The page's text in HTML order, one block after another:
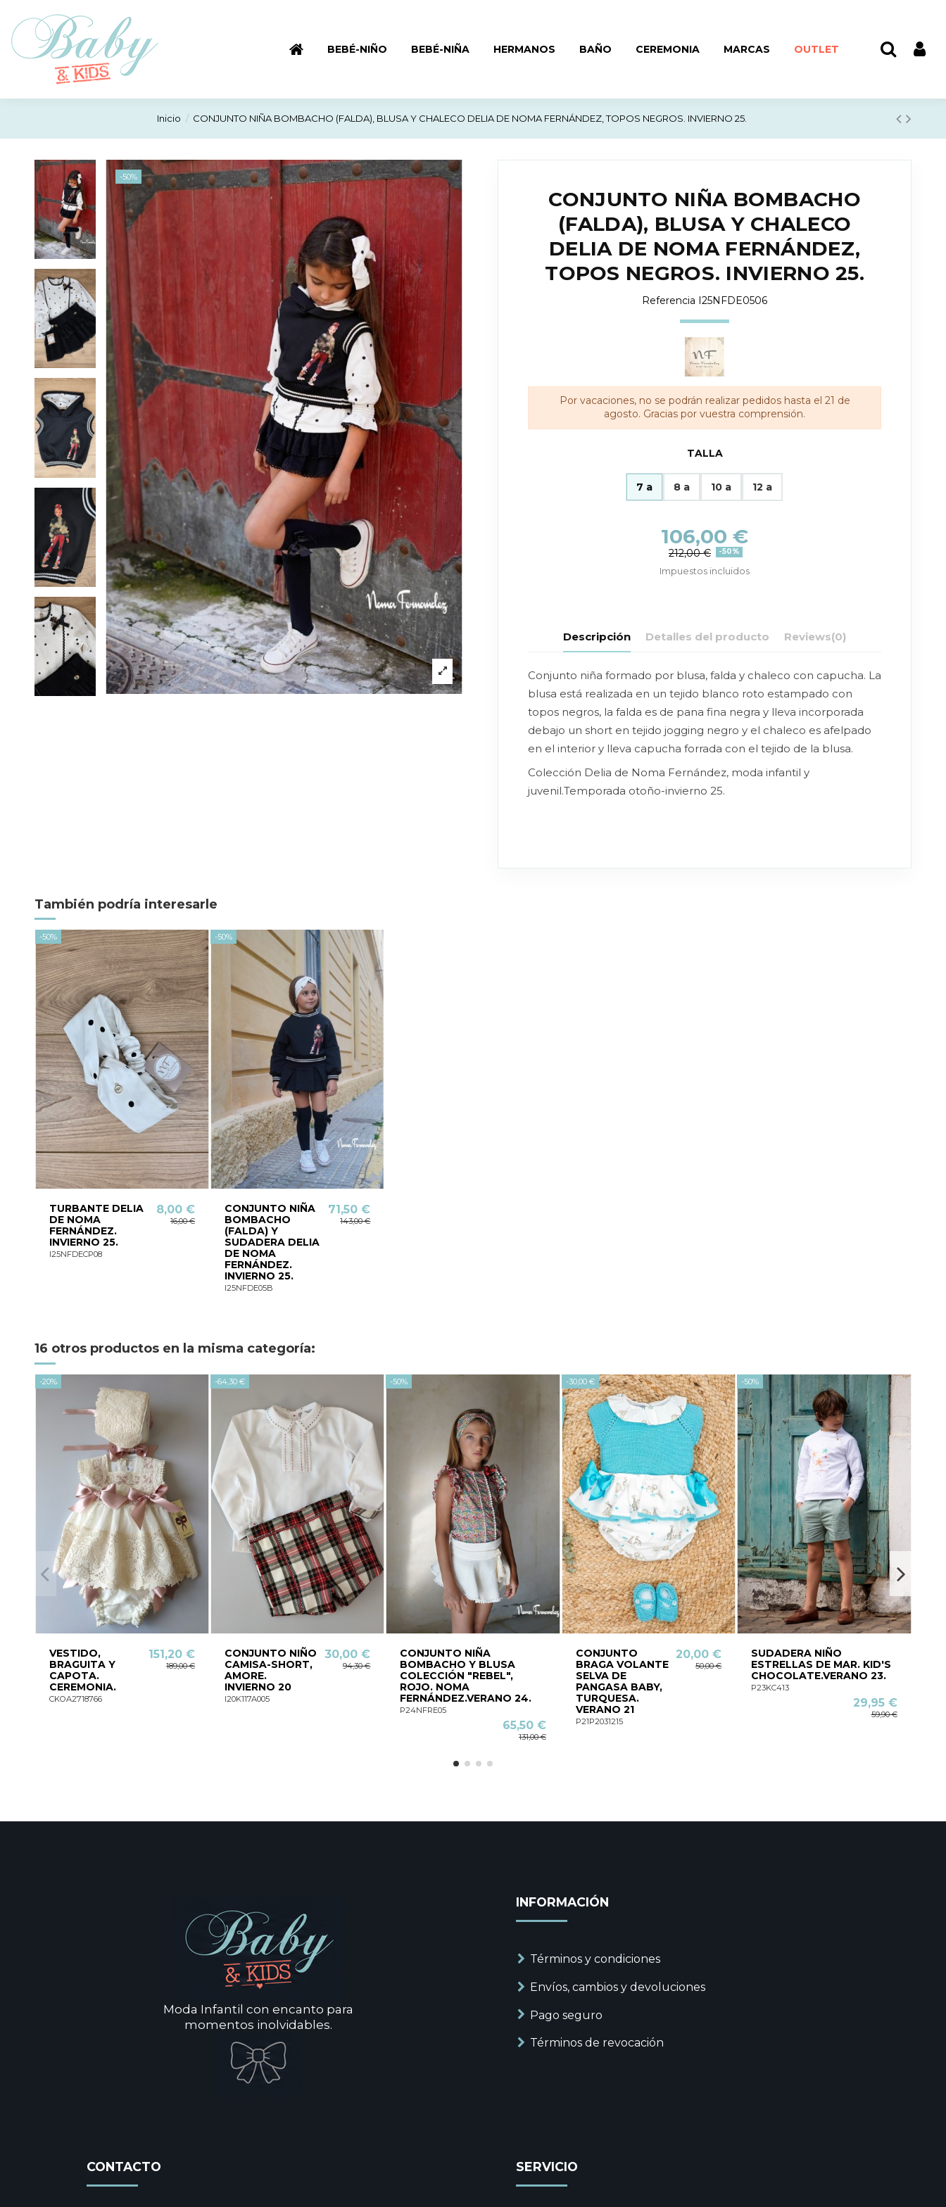
BEBÉ-NIÑO BEBÉ-NIÑA HERMANOS BAÑO CEREMONIA MARCAS OUTLET
Inicio CONJUNTO NIÑA BOMBACHO (FALDA), BLUSA Y CHALECO DELIA DE NOMA FERNÁNDEZ, TOPOS NEGROS. INVIERNO 25.
-50%
CONJUNTO NIÑA BOMBACHO
(FALDA), BLUSA Y CHALECO
DELIA DE NOMA FERNÁNDEZ,
TOPOS NEGROS. INVIERNO 25.
Referencia I25NFDE0506
Por vacaciones, no se podrán realizar pedidos hasta el 21 de
agosto. Gracias por vuestra comprensión.
TALLA
7 a 8 a 10 a 12 a
106,00 €
212,00 € -50%
Impuestos incluidos
Descripción Detalles del producto Reviews(0)
Conjunto niña formado por blusa, falda y chaleco con capucha. La
blusa está realizada en un tejido blanco roto estampado con
topos negros, la falda es de pana fina negra y lleva incorporada
debajo un short en tejido jogging negro y el chaleco es afelpado
en el interior y lleva capucha forrada con el tejido de la blusa.
Colección Delia de Noma Fernández, moda infantil y
juvenil.Temporada otoño-invierno 25.
También podría interesarle
-50%
TURBANTE DELIA
DE NOMA
FERNÁNDEZ.
INVIERNO 25.
I25NFDECP08
8,00 €
16,00 €
-50%
CONJUNTO NIÑA
BOMBACHO
(FALDA) Y
SUDADERA DELIA
DE NOMA
FERNÁNDEZ.
INVIERNO 25.
I25NFDE05B
71,50 €
143,00 €
16 otros productos en la misma categoría:
-20%
VESTIDO,
BRAGUITA Y
CAPOTA.
CEREMONIA.
CKOA2718766
151,20 €
189,00 €
-64,30 €
CONJUNTO NIÑO
CAMISA-SHORT,
AMORE.
INVIERNO 20
I20K117A005
30,00 €
94,30 €
-50%
CONJUNTO NIÑA
BOMBACHO Y BLUSA
COLECCIÓN "REBEL",
ROJO. NOMA
FERNÁNDEZ.VERANO 24.
P24NFRE05
65,50 €
131,00 €
-30,00 €
CONJUNTO
BRAGA VOLANTE
SELVA DE
PANGASA BABY,
TURQUESA.
VERANO 21
P21P2031215
20,00 €
50,00 €
-50%
SUDADERA NIÑO
ESTRELLAS DE MAR. KID'S
CHOCOLATE.VERANO 23.
P23KC413
29,95 €
59,90 €
Moda Infantil con encanto para
momentos inolvidables.
INFORMACIÓN
Términos y condiciones
Envíos, cambios y devoluciones
Pago seguro
Términos de revocación
CONTACTO SERVICIO